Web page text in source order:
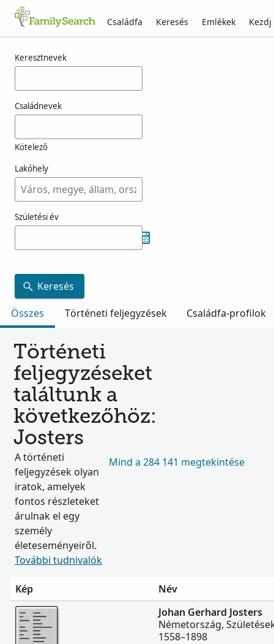
Családfa Keresés Emlékek
Keresztnevek
Családnevek
Kötelező
Lakóhely
Születési év
Keresés
Összes
Történeti feljegyzések Családfa-profilok
Történeti
feljegyzéseket
találtunk a
következőhöz:
Josters
A történeti
feljegyzések olyan
iratok, amelyek
fontos részleteket
árulnak el egy
személy
életeseményeiről.
További tudnivalók
Mind a 284 141 megtekintése
Kép
Név
Több
Johan Gerhard Josters
Németország,
1558–1898